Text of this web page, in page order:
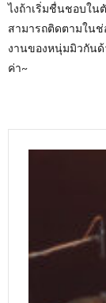
ไงถ้าเริ่มชื่นชอบใน
สามารถติดตามในช่
งานของหนุ่มมิวกัน
ค่า~